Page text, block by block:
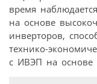
время
на основе
инверторов,
технико-
с ИВЭП на